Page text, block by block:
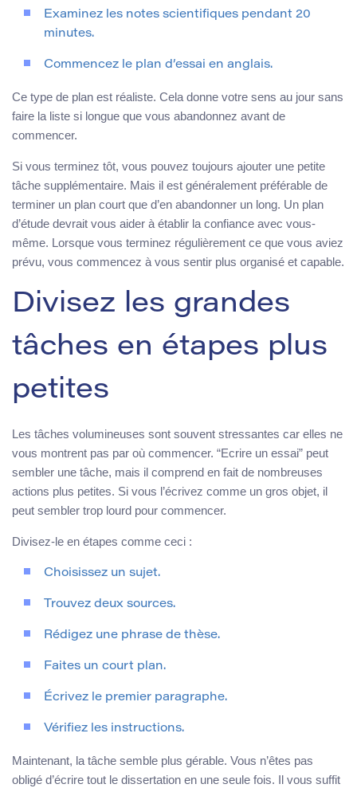
Examinez les notes scientifiques pendant 20
minutes.
Commencez le plan d’essai en anglais.
Ce type de plan est réaliste. Cela donne votre sens au jour sans
faire la liste si longue que vous abandonnez avant de
commencer.
Si vous terminez tôt, vous pouvez toujours ajouter une petite
tâche supplémentaire. Mais il est généralement préférable de
terminer un plan court que d’en abandonner un long. Un plan
d’étude devrait vous aider à établir la confiance avec vous-
même. Lorsque vous terminez régulièrement ce que vous aviez
prévu, vous commencez à vous sentir plus organisé et capable.
Divisez les grandes
tâches en étapes plus
petites
Les tâches volumineuses sont souvent stressantes car elles ne
vous montrent pas par où commencer. “Ecrire un essai” peut
sembler une tâche, mais il comprend en fait de nombreuses
actions plus petites. Si vous l’écrivez comme un gros objet, il
peut sembler trop lourd pour commencer.
Divisez-le en étapes comme ceci :
Choisissez un sujet.
Trouvez deux sources.
Rédigez une phrase de thèse.
Faites un court plan.
Écrivez le premier paragraphe.
Vérifiez les instructions.
Maintenant, la tâche semble plus gérable. Vous n’êtes pas
obligé d’écrire tout le dissertation en une seule fois. Il vous suffit